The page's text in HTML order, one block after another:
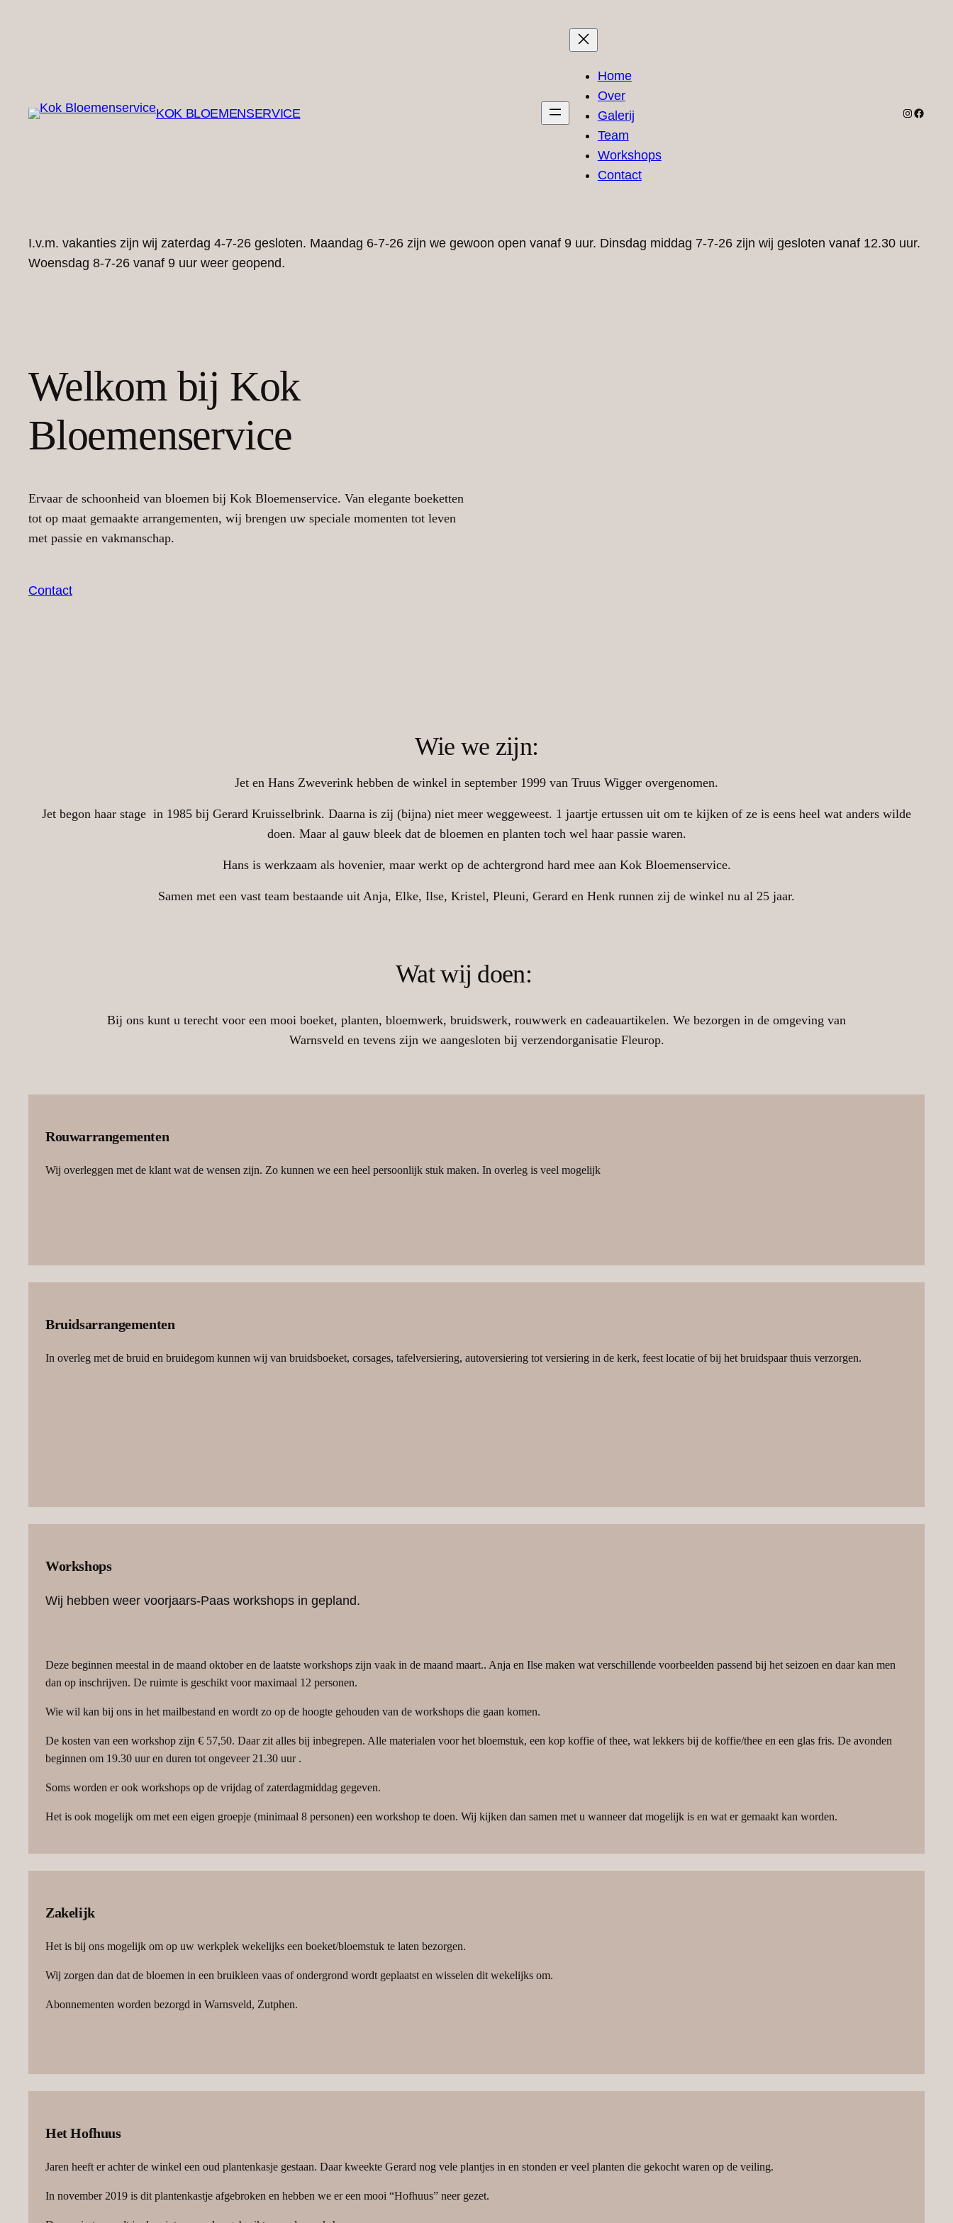
KOK BLOEMENSERVICE
Home
Over
Galerij
Team
Workshops
Contact
Instagram
I.v.m. vakanties zijn wij zaterdag 4-7-26 gesloten. Maandag 6-7-26 zijn we gewoon open vanaf 9 uur. Dinsdag middag 7-7-26 zijn wij gesloten vanaf 12.30 uur.
Woensdag 8-7-26 vanaf 9 uur weer geopend.
Welkom bij Kok
Bloemenservice
Ervaar de schoonheid van bloemen bij Kok Bloemenservice. Van elegante boeketten
tot op maat gemaakte arrangementen, wij brengen uw speciale momenten tot leven
met passie en vakmanschap.
Contact
Wie we zijn:
Jet en Hans Zweverink hebben de winkel in september 1999 van Truus Wigger overgenomen.
Jet begon haar stage in 1985 bij Gerard Kruisselbrink. Daarna is zij (bijna) niet meer weggeweest. 1 jaartje ertussen uit om te kijken of ze is eens heel wat anders wilde
doen. Maar al gauw bleek dat de bloemen en planten toch wel haar passie waren.
Hans is werkzaam als hovenier, maar werkt op de achtergrond hard mee aan Kok Bloemenservice.
Samen met een vast team bestaande uit Anja, Elke, Ilse, Kristel, Pleuni, Gerard en Henk runnen zij de winkel nu al 25 jaar.
Wat wij doen:
Bij ons kunt u terecht voor een mooi boeket, planten, bloemwerk, bruidswerk, rouwwerk en cadeauartikelen. We bezorgen in de omgeving van
Warnsveld en tevens zijn we aangesloten bij verzendorganisatie Fleurop.
Rouwarrangementen
Wij overleggen met de klant wat de wensen zijn. Zo kunnen we een heel persoonlijk stuk maken. In overleg is veel mogelijk
Bruidsarrangementen
In overleg met de bruid en bruidegom kunnen wij van bruidsboeket, corsages, tafelversiering, autoversiering tot versiering in de kerk, feest locatie of bij het bruidspaar thuis verzorgen.
Workshops
Wij hebben weer voorjaars-Paas workshops in gepland.
Deze beginnen meestal in de maand oktober en de laatste workshops zijn vaak in de maand maart.. Anja en Ilse maken wat verschillende voorbeelden passend bij het seizoen en daar kan men
dan op inschrijven. De ruimte is geschikt voor maximaal 12 personen.
Wie wil kan bij ons in het mailbestand en wordt zo op de hoogte gehouden van de workshops die gaan komen.
De kosten van een workshop zijn € 57,50. Daar zit alles bij inbegrepen. Alle materialen voor het bloemstuk, een kop koffie of thee, wat lekkers bij de koffie/thee en een glas fris. De avonden
beginnen om 19.30 uur en duren tot ongeveer 21.30 uur .
Soms worden er ook workshops op de vrijdag of zaterdagmiddag gegeven.
Het is ook mogelijk om met een eigen groepje (minimaal 8 personen) een workshop te doen. Wij kijken dan samen met u wanneer dat mogelijk is en wat er gemaakt kan worden.
Zakelijk
Het is bij ons mogelijk om op uw werkplek wekelijks een boeket/bloemstuk te laten bezorgen.
Wij zorgen dan dat de bloemen in een bruikleen vaas of ondergrond wordt geplaatst en wisselen dit wekelijks om.
Abonnementen worden bezorgd in Warnsveld, Zutphen.
Het Hofhuus
Jaren heeft er achter de winkel een oud plantenkasje gestaan. Daar kweekte Gerard nog vele plantjes in en stonden er veel planten die gekocht waren op de veiling.
In november 2019 is dit plantenkastje afgebroken en hebben we er een mooi “Hofhuus” neer gezet.